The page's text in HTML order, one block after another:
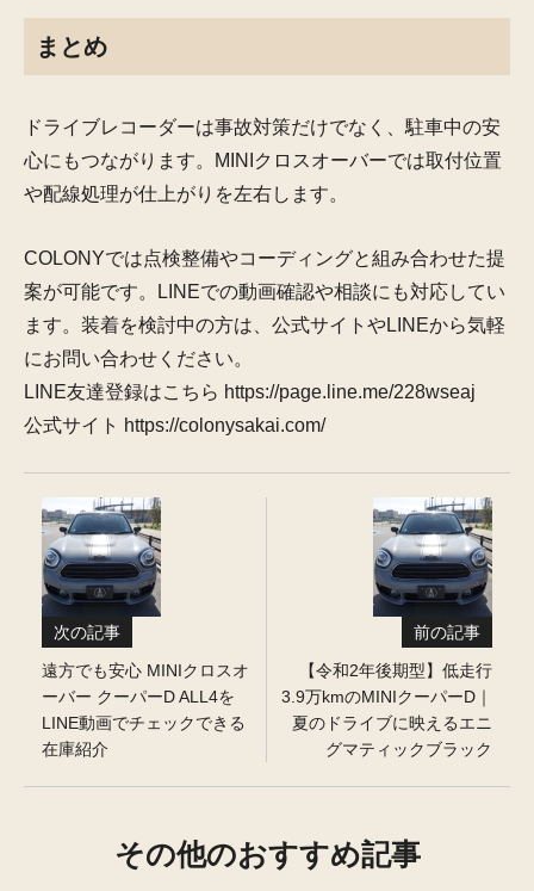
まとめ
ドライブレコーダーは事故対策だけでなく、駐車中の安
心にもつながります。MINIクロスオーバーでは取付位置
や配線処理が仕上がりを左右します。
COLONYでは点検整備やコーディングと組み合わせた提
案が可能です。LINEでの動画確認や相談にも対応してい
ます。装着を検討中の方は、公式サイトやLINEから気軽
にお問い合わせください。
LINE友達登録はこちら https://page.line.me/228wseaj
公式サイト https://colonysakai.com/
次の記事
遠方でも安心 MINIクロスオ
ーバー クーパーD ALL4を
LINE動画でチェックできる
在庫紹介
前の記事
【令和2年後期型】低走行
3.9万kmのMINIクーパーD｜
夏のドライブに映えるエニ
グマティックブラック
その他のおすすめ記事